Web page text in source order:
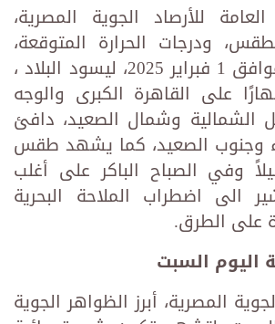
للأرصاد الجوية المصرية،
ودرجات الحرارة المتوقعة،
اليوم السبت الموافق 1 فبراير 2025، ليسود البلاد ،
على القاهرة الكبرى والوجه
الشمالية وشمال الصعيد، دافئ
وجنوب الصعيد، كما يشهد طقس
وفي الصباح الباكر على أغلب
الى اضطراب الملاحة البحرية
على الطرق.
اليوم السبت
المصرية، أبرز الظواهر الجوية